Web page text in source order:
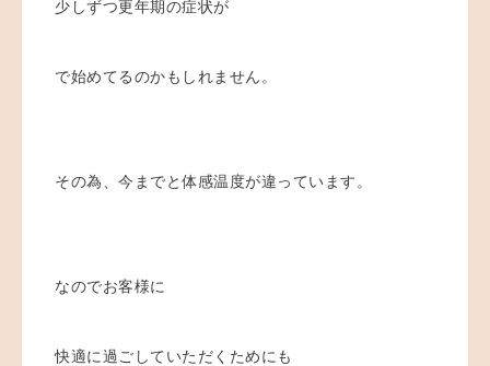
少しずつ更年期の症状が
で始めてるのかもしれません。
その為、今までと体感温度が違っています。
なのでお客様に
快適に過ごしていただくためにも